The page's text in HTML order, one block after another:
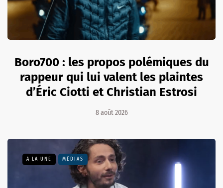
Boro700 : les propos polémiques du
rappeur qui lui valent les plaintes
d’Éric Ciotti et Christian Estrosi
8 août 2026
A LA UNE MÉDIAS